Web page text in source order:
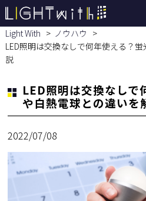
Light With
ノウハウ
LED照明は交換なしで何年使える？
説
LED照明は交換なしで
や白熱電球との違いを
2022/07/08